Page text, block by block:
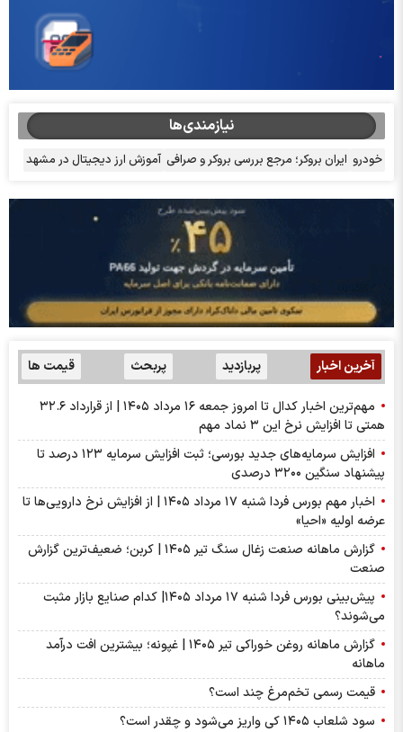
نیازمندی‌ها
خودرو ایران بروکر؛ مرجع بررسی بروکر و صرافی آموزش ارز دیجیتال در مشهد
آخرین اخبار پربازدید پربحث قیمت ها
مهم‌ترین اخبار کدال تا امروز جمعه ۱۶ مرداد ۱۴۰۵ | از قرارداد ۳۲.۶
همتی تا افزایش نرخ این ۳ نماد مهم
افزایش سرمایه‌های جدید بورسی؛ ثبت افزایش سرمایه ۱۲۳ درصد تا
پیشنهاد‌ سنگین ۳۲۰۰ درصدی
اخبار مهم بورس فردا شنبه ۱۷ مرداد ۱۴۰۵ | از افزایش نرخ دارویی‌ها تا
عرضه اولیه «احیا»
گزارش ماهانه صنعت زغال سنگ تیر ۱۴۰۵ | کربن؛ ضعیف‌ترین گزارش
صنعت
پیش‌بینی بورس فردا شنبه ۱۷ مرداد ۱۴۰۵| کدام صنایع بازار مثبت
می‌شوند؟
گزارش ماهانه روغن خوراکی تیر ۱۴۰۵ | غپونه؛ بیشترین افت درآمد
ماهانه
قیمت رسمی تخم‌مرغ چند است؟
سود شلعاب ۱۴۰۵ کی واریز می‌شود و چقدر است؟